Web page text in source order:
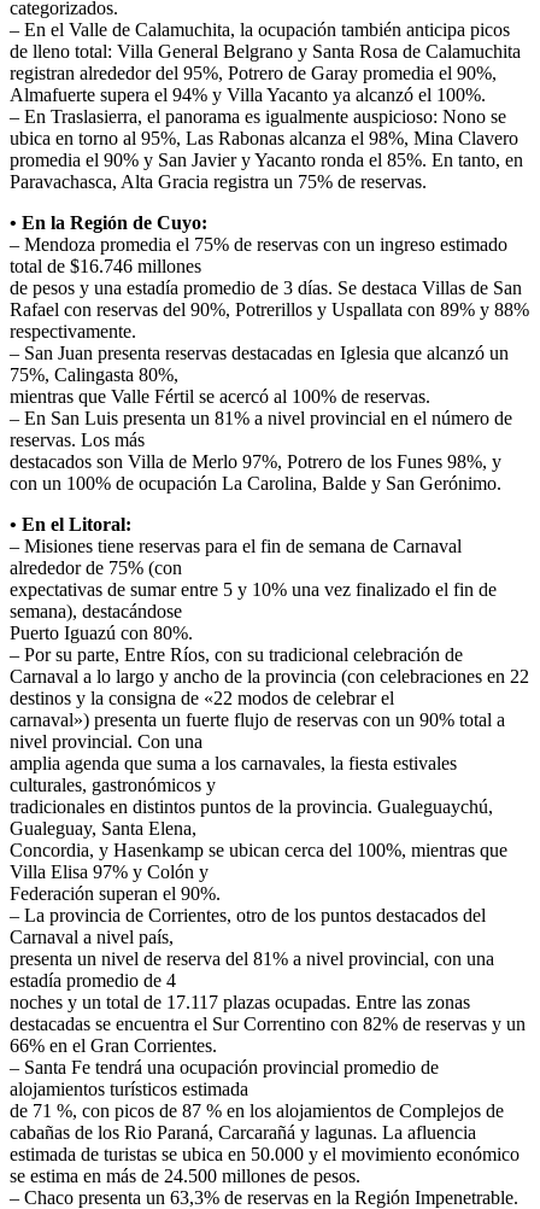
categorizados.
– En el Valle de Calamuchita, la ocupación también anticipa picos
de lleno total: Villa General Belgrano y Santa Rosa de Calamuchita
registran alrededor del 95%, Potrero de Garay promedia el 90%,
Almafuerte supera el 94% y Villa Yacanto ya alcanzó el 100%.
– En Traslasierra, el panorama es igualmente auspicioso: Nono se
ubica en torno al 95%, Las Rabonas alcanza el 98%, Mina Clavero
promedia el 90% y San Javier y Yacanto ronda el 85%. En tanto, en
Paravachasca, Alta Gracia registra un 75% de reservas.
• En la Región de Cuyo:
– Mendoza promedia el 75% de reservas con un ingreso estimado
total de $16.746 millones
de pesos y una estadía promedio de 3 días. Se destaca Villas de San
Rafael con reservas del 90%, Potrerillos y Uspallata con 89% y 88%
respectivamente.
– San Juan presenta reservas destacadas en Iglesia que alcanzó un
75%, Calingasta 80%,
mientras que Valle Fértil se acercó al 100% de reservas.
– En San Luis presenta un 81% a nivel provincial en el número de
reservas. Los más
destacados son Villa de Merlo 97%, Potrero de los Funes 98%, y
con un 100% de ocupación La Carolina, Balde y San Gerónimo.
• En el Litoral:
– Misiones tiene reservas para el fin de semana de Carnaval
alrededor de 75% (con
expectativas de sumar entre 5 y 10% una vez finalizado el fin de
semana), destacándose
Puerto Iguazú con 80%.
– Por su parte, Entre Ríos, con su tradicional celebración de
Carnaval a lo largo y ancho de la provincia (con celebraciones en 22
destinos y la consigna de «22 modos de celebrar el
carnaval») presenta un fuerte flujo de reservas con un 90% total a
nivel provincial. Con una
amplia agenda que suma a los carnavales, la fiesta estivales
culturales, gastronómicos y
tradicionales en distintos puntos de la provincia. Gualeguaychú,
Gualeguay, Santa Elena,
Concordia, y Hasenkamp se ubican cerca del 100%, mientras que
Villa Elisa 97% y Colón y
Federación superan el 90%.
– La provincia de Corrientes, otro de los puntos destacados del
Carnaval a nivel país,
presenta un nivel de reserva del 81% a nivel provincial, con una
estadía promedio de 4
noches y un total de 17.117 plazas ocupadas. Entre las zonas
destacadas se encuentra el Sur Correntino con 82% de reservas y un
66% en el Gran Corrientes.
– Santa Fe tendrá una ocupación provincial promedio de
alojamientos turísticos estimada
de 71 %, con picos de 87 % en los alojamientos de Complejos de
cabañas de los Rio Paraná, Carcarañá y lagunas. La afluencia
estimada de turistas se ubica en 50.000 y el movimiento económico
se estima en más de 24.500 millones de pesos.
– Chaco presenta un 63,3% de reservas en la Región Impenetrable.